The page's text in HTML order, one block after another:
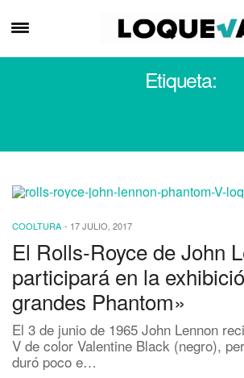
Etiqueta:
COOLTURA - 17 JULIO, 2017
El Rolls-Royce de John
participará en la
grandes Phantom»
El 3 de junio de 1965 John Lennon
V de color Valentine Black (negro),
duró poco e…